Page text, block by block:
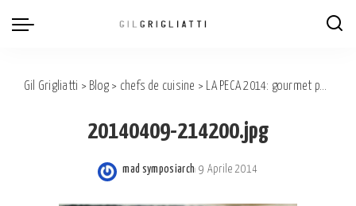
Gil Grigliatti > Blog > chefs de cuisine > LA PECA 2014: gourmet paradise.
20140409-214200.jpg
Posted
mad symposiarch 9 Aprile 2014